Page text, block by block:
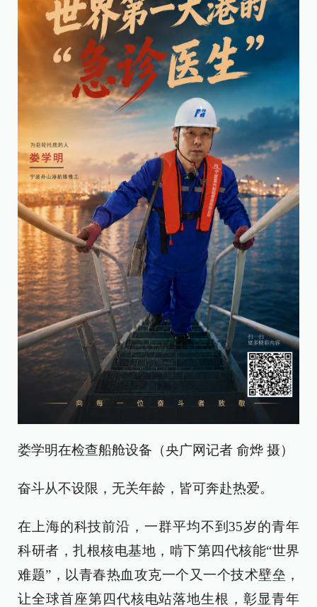
娄学明在检查船舱设备（央广网记者 俞烨 摄）
奋斗从不设限，无关年龄，皆可奔赴热爱。
在上海的科技前沿，一群平均不到35岁的青年
科研者，扎根核电基地，啃下第四代核能“世界
难题”，以青春热血攻克一个又一个技术壁垒，
让全球首座第四代核电站落地生根，彰显青年